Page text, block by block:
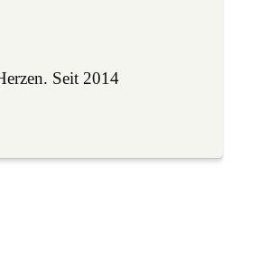
Seit 2014